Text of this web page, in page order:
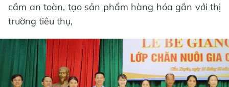
cầm an toàn, tạo sản phẩm hàng hóa gắn với thị
trường tiêu thụ,